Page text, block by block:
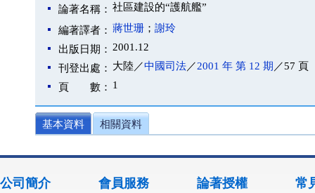
論著名稱： 社區建設的“護航艦”
編著譯者： 蔣世珊 ； 謝玲
出版日期： 2001.12
刊登出處： 大陸／中國司法／2001 年 第 12 期 ／57 頁
頁 數： 1
基本資料 相關資料
公司簡介 會員服務 論著授權 常